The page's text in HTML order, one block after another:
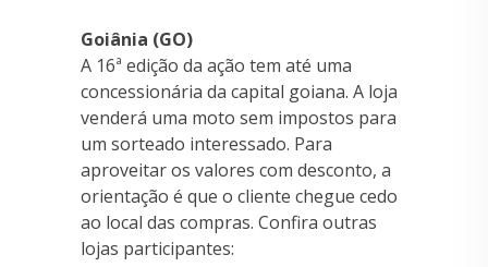
Goiânia (GO)
A 16ª edição da ação tem até uma
concessionária da capital goiana. A loja
venderá uma moto sem impostos para
um sorteado interessado. Para
aproveitar os valores com desconto, a
orientação é que o cliente chegue cedo
ao local das compras. Confira outras
lojas participantes: